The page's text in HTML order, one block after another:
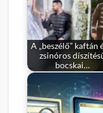
A „beszélő” kaftán
zsinóros
bocskai…